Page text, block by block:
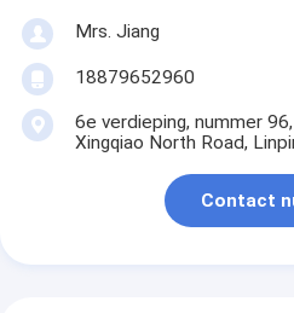
Mrs. Jiang
18879652960
6e verdieping, nummer
Xingqiao North Road,
Contact